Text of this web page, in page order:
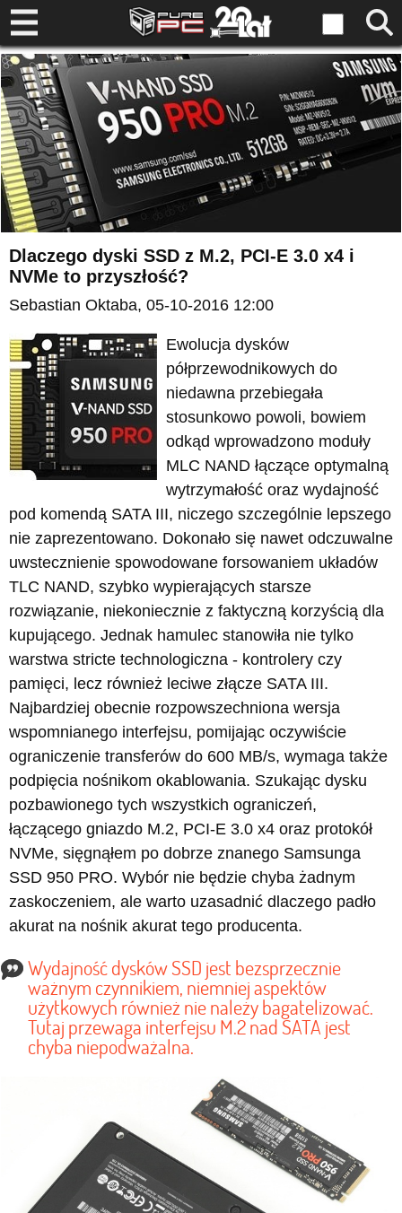
Dlaczego dyski SSD z M.2, PCI-E 3.0 x4 i
NVMe to przyszłość?
Sebastian Oktaba, 05-10-2016 12:00
Ewolucja dysków
półprzewodnikowych do
niedawna przebiegała
stosunkowo powoli, bowiem
odkąd wprowadzono moduły
MLC NAND łączące optymalną
wytrzymałość oraz wydajność
pod komendą SATA III, niczego szczególnie lepszego
nie zaprezentowano. Dokonało się nawet odczuwalne
uwstecznienie spowodowane forsowaniem układów
TLC NAND, szybko wypierających starsze
rozwiązanie, niekoniecznie z faktyczną korzyścią dla
kupującego. Jednak hamulec stanowiła nie tylko
warstwa stricte technologiczna - kontrolery czy
pamięci, lecz również leciwe złącze SATA III.
Najbardziej obecnie rozpowszechniona wersja
wspomnianego interfejsu, pomijając oczywiście
ograniczenie transferów do 600 MB/s, wymaga także
podpięcia nośnikom okablowania. Szukając dysku
pozbawionego tych wszystkich ograniczeń,
łączącego gniazdo M.2, PCI-E 3.0 x4 oraz protokół
NVMe, sięgnąłem po dobrze znanego Samsunga
SSD 950 PRO. Wybór nie będzie chyba żadnym
zaskoczeniem, ale warto uzasadnić dlaczego padło
akurat na nośnik akurat tego producenta.
Wydajność dysków SSD jest bezsprzecznie
ważnym czynnikiem, niemniej aspektów
użytkowych również nie należy bagatelizować.
Tutaj przewaga interfejsu M.2 nad SATA jest
chyba niepodważalna.